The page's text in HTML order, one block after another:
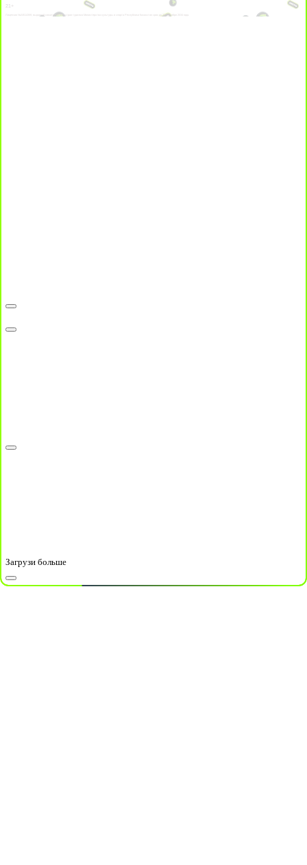
21+
Лицензии №24514359, выданной комитетом индустрии туризма Министерства культуры и спорта Республики Казахстан срок до 27 сентября 2034 года.
Загрузи больше